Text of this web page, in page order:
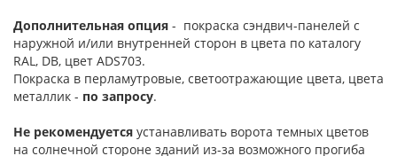
Дополнительная опция - покраска сэндвич-панелей с
наружной и/или внутренней сторон в цвета по каталогу
RAL, DB, цвет ADS703.
Покраска в перламутровые, светоотражающие цвета, цвета
металлик - по запросу.
Не рекомендуется устанавливать ворота темных цветов
на солнечной стороне зданий из-за возможного прогиба